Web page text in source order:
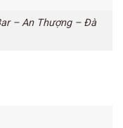
– An Thượng – Đà